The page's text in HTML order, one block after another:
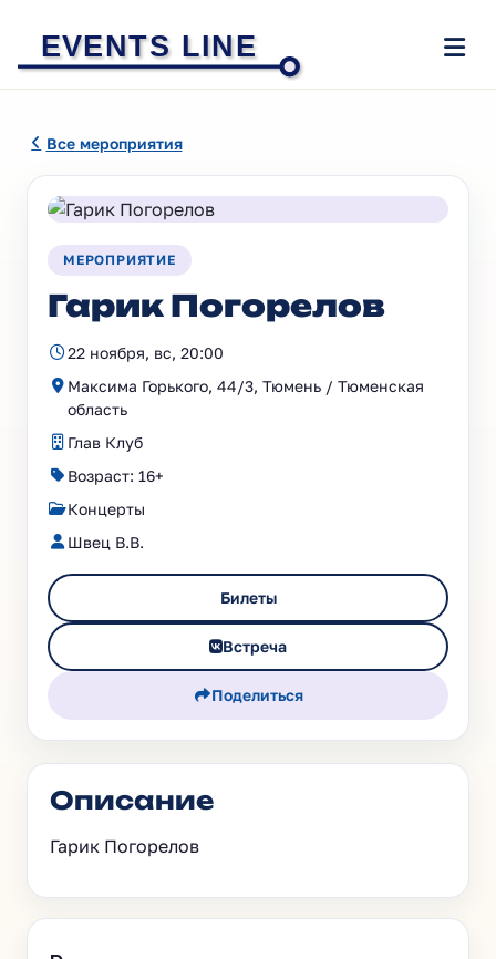
EVENTS LINE
Все мероприятия
МЕРОПРИЯТИЕ
Гарик Погорелов
22 ноября, вс, 20:00
Максима Горького, 44/3, Тюмень / Тюменская
область
Глав Клуб
Возраст: 16+
Концерты
Швец В.В.
Билеты
Встреча
Поделиться
Описание
Гарик Погорелов